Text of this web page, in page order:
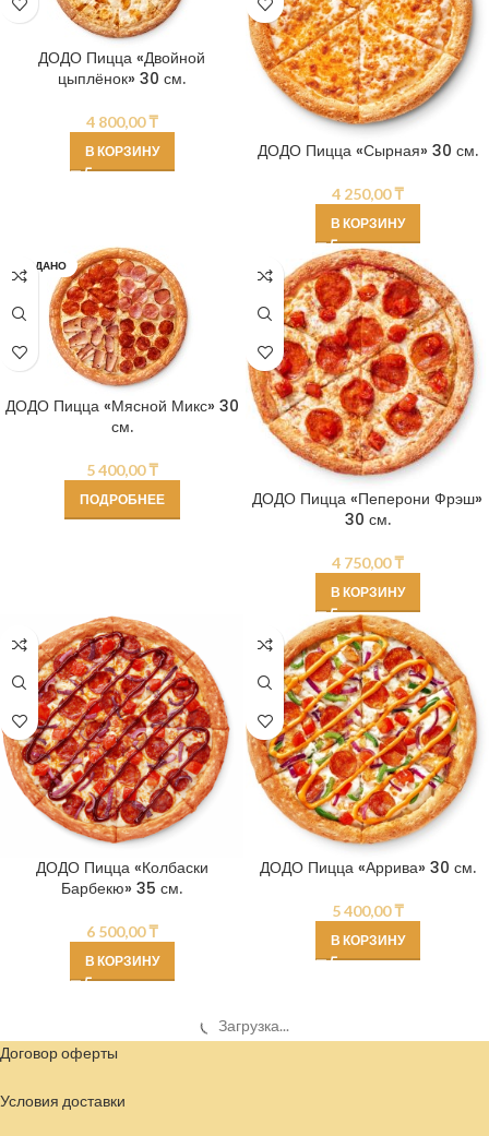
ДОДО Пицца «Двойной
цыплёнок» 30 см.
4 800,00₸
В КОРЗИНУ ДОДО Пицца «Сырная» 30 см.
4 250,00₸
В КОРЗИНУ
ПРОДАНО
ДОДО Пицца «Мясной Микс» 30
см.
5 400,00₸
ПОДРОБНЕЕ
ДОДО Пицца «Пеперони Фрэш»
30 см.
4 750,00₸
В КОРЗИНУ
ДОДО Пицца «Колбаски
Барбекю» 35 см.
6 500,00₸
В КОРЗИНУ
ДОДО Пицца «Аррива» 30 см.
5 400,00₸
В КОРЗИНУ